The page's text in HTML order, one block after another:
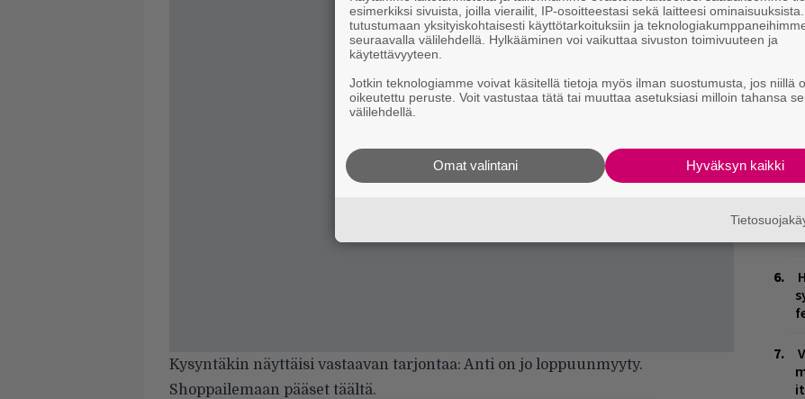
Kysyntäkin näyttäisi vastaavan tarjontaa: Anti on jo loppuunmyyty.
Shoppailemaan pääset täältä.
esimerkiksi sivuista, joilla vierailit, IP-osoitteestasi sekä laitteesi
tutustumaan yksityiskohtaisesti käyttötarkoituksiin ja
seuraavalla välilehdellä. Hylkääminen voi vaikuttaa sivuston toimivuuteen ja
käytettävyyteen.
Jotkin teknologiamme voivat käsitellä tietoja myös ilman suostumusta, jos niillä
oikeutettu peruste. Voit vastustaa tätä tai muuttaa asetuksiasi milloin tahansa
välilehdellä.
Hyväksyn kaikki
Omat valintani